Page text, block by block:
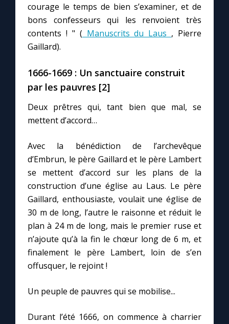
Faire un don
Marie de Nazareth
courage le temps de bien s’examiner, et de
bons confesseurs qui les renvoient très
contents ! " (Manuscrits du Laus , Pierre
Gaillard).
1666-1669 : Un sanctuaire construit
par les pauvres [2]
Deux prêtres qui, tant bien que mal, se
mettent d’accord…
Avec la bénédiction de l’archevêque
d’Embrun, le père Gaillard et le père Lambert
se mettent d’accord sur les plans de la
construction d’une église au Laus. Le père
Gaillard, enthousiaste, voulait une église de
30 m de long, l’autre le raisonne et réduit le
plan à 24 m de long, mais le premier ruse et
n’ajoute qu’à la fin le chœur long de 6 m, et
finalement le père Lambert, loin de s’en
offusquer, le rejoint !
Un peuple de pauvres qui se mobilise...
Durant l’été 1666, on commence à charrier